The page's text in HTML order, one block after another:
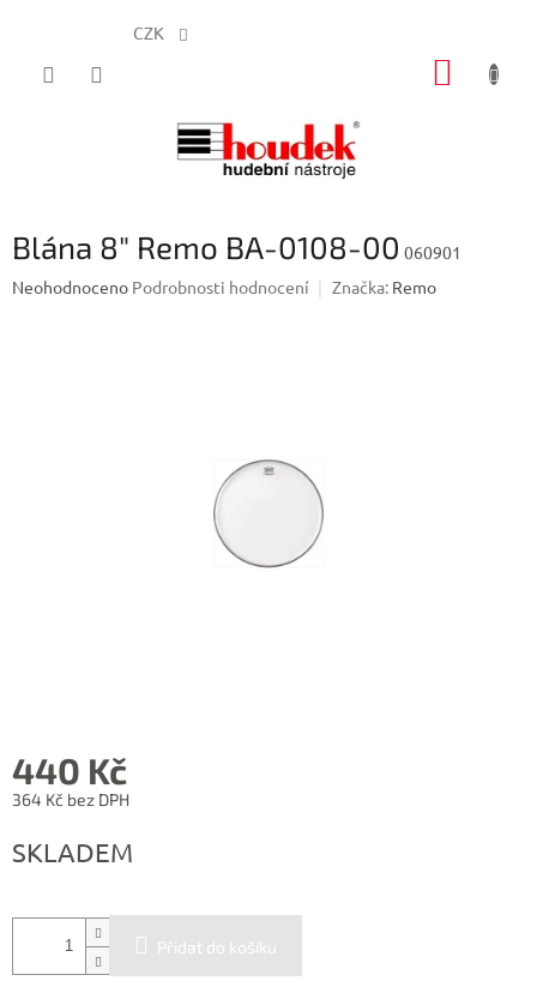
CZK
Blána 8" Remo BA-0108-00 060901
Průměrné
Neohodnoceno Podrobnosti hodnocení Značka: Remo
440 Kč
364 Kč bez DPH
cena:
SKLADEM
Přidat do košíku